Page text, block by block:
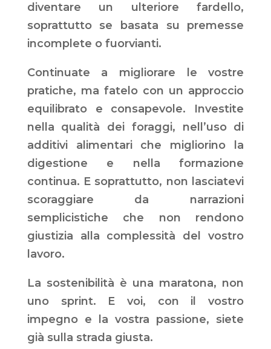
diventare un ulteriore fardello,
soprattutto se basata su premesse
incomplete o fuorvianti.
Continuate a migliorare le vostre
pratiche, ma fatelo con un approccio
equilibrato e consapevole. Investite
nella qualità dei foraggi, nell’uso di
additivi alimentari che migliorino la
digestione e nella formazione
continua. E soprattutto, non lasciatevi
scoraggiare da narrazioni
semplicistiche che non rendono
giustizia alla complessità del vostro
lavoro.
La sostenibilità è una maratona, non
uno sprint. E voi, con il vostro
impegno e la vostra passione, siete
già sulla strada giusta.